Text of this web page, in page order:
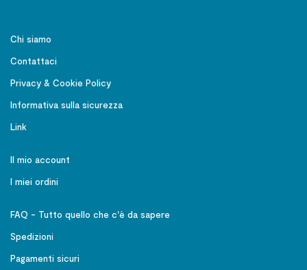
Chi siamo
Contattaci
Privacy & Cookie Policy
Informativa sulla sicurezza
Link
Il mio account
I miei ordini
FAQ - Tutto quello che c'è da sapere
Spedizioni
Pagamenti sicuri